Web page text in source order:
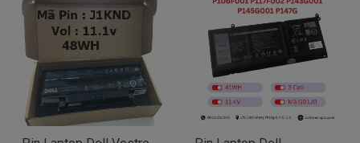
Tai tphcm nếu pin của các bạn bị hư, các bạn
có thể đến Doctorlaptop Tại Tphcm để mua.
- Doctorlaptop có đội người kiểm tra và thay
miễn phí cho các bạn nhé.
Bạn chưa biết pin này có phù hợp với laptop của